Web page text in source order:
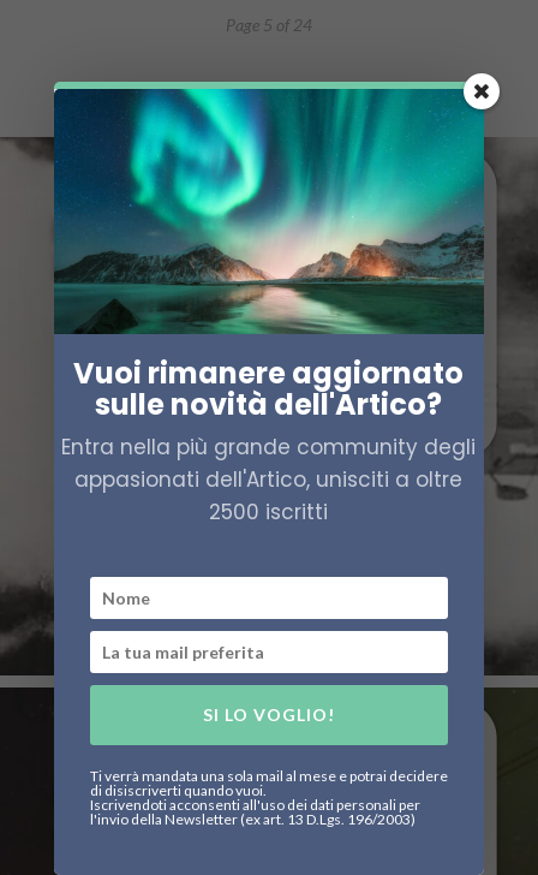
Page 5 of 24
Vuoi rimanere aggiornato
sulle novità dell'Artico?
Entra nella più grande community degli
appasionati dell'Artico, unisciti a oltre
2500 iscritti
SI LO VOGLIO!
Ti verrà mandata una sola mail al mese e potrai decidere
di disiscriverti quando vuoi.
Iscrivendoti acconsenti all'uso dei dati personali per
l'invio della Newsletter (ex art. 13 D.Lgs. 196/2003)